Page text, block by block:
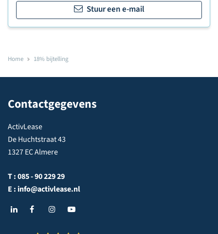
Stuur een e-mail
Home 18% bijtelling
Contactgegevens
ActivLease
De Huchtstraat 43
1327 EC Almere
T :085 - 90 229 29
E : info@activlease.nl